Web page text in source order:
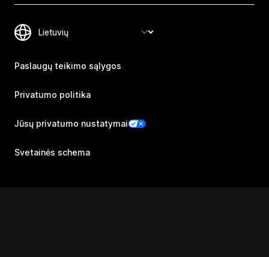
Paslaugų teikimo sąlygos
Privatumo politika
Jūsų privatumo nustatymai
Svetainės schema